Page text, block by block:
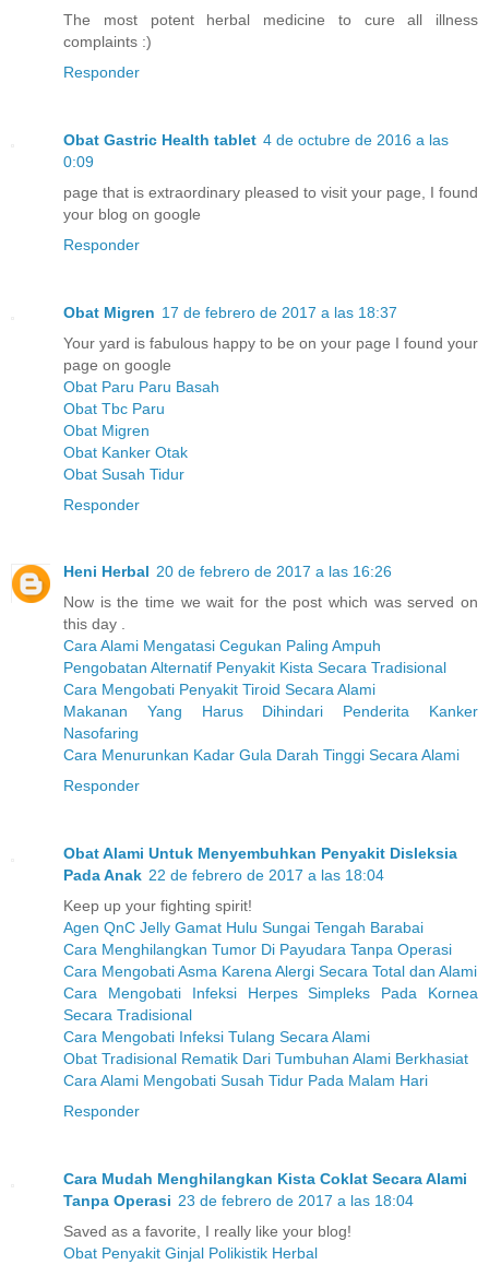
The most potent herbal medicine to cure all illness
complaints :)
Responder
Obat Gastric Health tablet 4 de octubre de 2016 a las
0:09
page that is extraordinary pleased to visit your page, I found
your blog on google
Responder
Obat Migren 17 de febrero de 2017 a las 18:37
Your yard is fabulous happy to be on your page I found your
page on google
Obat Paru Paru Basah
Obat Tbc Paru
Obat Migren
Obat Kanker Otak
Obat Susah Tidur
Responder
Heni Herbal 20 de febrero de 2017 a las 16:26
Now is the time we wait for the post which was served on
this day .
Cara Alami Mengatasi Cegukan Paling Ampuh
Pengobatan Alternatif Penyakit Kista Secara Tradisional
Cara Mengobati Penyakit Tiroid Secara Alami
Makanan Yang Harus Dihindari Penderita Kanker
Nasofaring
Cara Menurunkan Kadar Gula Darah Tinggi Secara Alami
Responder
Obat Alami Untuk Menyembuhkan Penyakit Disleksia
Pada Anak 22 de febrero de 2017 a las 18:04
Keep up your fighting spirit!
Agen QnC Jelly Gamat Hulu Sungai Tengah Barabai
Cara Menghilangkan Tumor Di Payudara Tanpa Operasi
Cara Mengobati Asma Karena Alergi Secara Total dan Alami
Cara Mengobati Infeksi Herpes Simpleks Pada Kornea
Secara Tradisional
Cara Mengobati Infeksi Tulang Secara Alami
Obat Tradisional Rematik Dari Tumbuhan Alami Berkhasiat
Cara Alami Mengobati Susah Tidur Pada Malam Hari
Responder
Cara Mudah Menghilangkan Kista Coklat Secara Alami
Tanpa Operasi 23 de febrero de 2017 a las 18:04
Saved as a favorite, I really like your blog!
Obat Penyakit Ginjal Polikistik Herbal